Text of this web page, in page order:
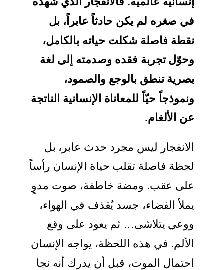
في صغره لم يكن حادثاً عابراً، بل
نقطة فاصلة شكلت حياته بالكامل،
وحوّل تجربة فقده وصدمته إلى لغة
بصرية تنطق بالوجع والصمود،
ونموذجاً حيّاً للمعاناة الإنسانية الناتجة
عن الألغام.
الانفجار ليس مجرد حدث عابر، بل
لحظة فاصلة تقلب حياة الإنسان رأساً
على عقب. ومضة خاطفة، صوت مدوٍ
يملأ الفضاء، جسد يُقذف في الهواء،
ووعي يتلاشى… ثم يعود على وقع
الألم. في هذه اللحظة، يواجه الإنسان
احتمال الموت، قبل أن يدرك أنه نجا